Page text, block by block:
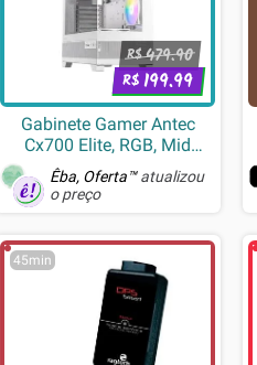
R$479.90
R$199.99
Gabinete Gamer Antec
Cx700 Elite, RGB, Mid
Tower, Lateral De Vidro,
Branco - 0-761345-10044-1
Êba, Oferta™atualizou
o preço
45min